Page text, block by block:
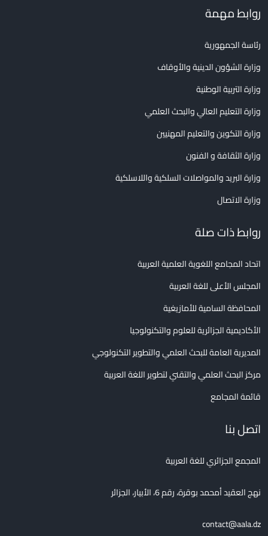
روابط مهمة
رئاسة الجمهورية
وزارة الشؤون الدينية والأوقاف
وزارة التربية الوطنية
وزارة التعليم العالي والبحث العلمي
وزارة التكوين والتعليم المهنيين
وزارة الثقافة و الفنون
وزارة البريد والمواصلات السلكية واللاسلكية
وزارة الاتصال
روابط ذات صلة
اتحاد المجامع اللغوية العلمية العربية
المجلس الأعلى للغة العربية
المحافظة السامية للأمازيغية
الأكاديمية الجزائرية للعلوم والتكنولوجيا
المديرية العامة للبحث العلمي والتطوير التكنولوجي
مركز البحث العلمي والتقني لتطوير اللغة العربية
قائمة المجامع
اتصل بنا
المجمع الجزائري للغة العربية
نهج العقيد أمحمد بوقرة، رقم 6، الأبيار، الجزائر
contact@aala.dz